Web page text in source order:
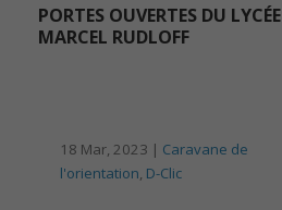
PORTES OUVERTES DU LYCÉE
MARCEL RUDLOFF
18 Mar, 2023 | Caravane de
l'orientation, D-Clic